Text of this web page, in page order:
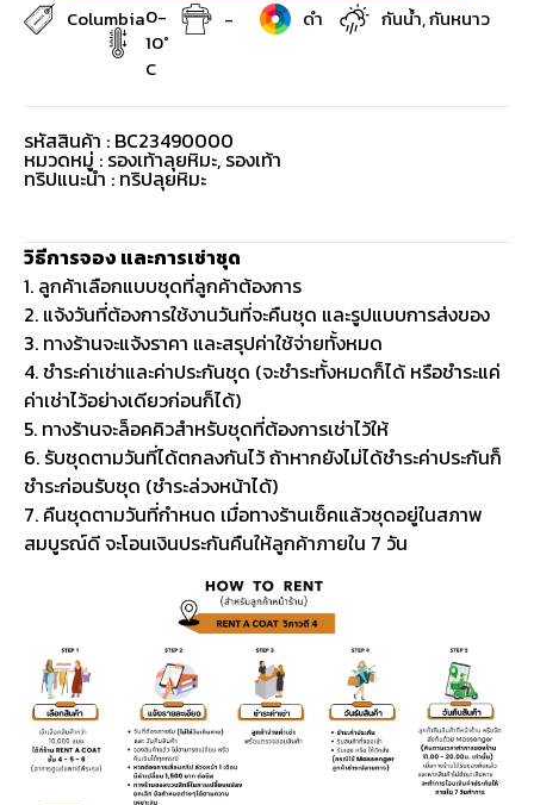
Columbia0-
10°
C
- ดำ กันน้ำ, กันหนาว
รหัสสินค้า : BC23490000
หมวดหมู่ : รองเท้าลุยหิมะ, รองเท้า
ทริปแนะนำ : ทริปลุยหิมะ
วิธีการจอง และการเช่าชุด
1. ลูกค้าเลือกแบบชุดที่ลูกค้าต้องการ
2. แจ้งวันที่ต้องการใช้งานวันที่จะคืนชุด และรูปแบบการส่งของ
3. ทางร้านจะแจ้งราคา และสรุปค่าใช้จ่ายทั้งหมด
4. ชำระค่าเช่าและค่าประกันชุด (จะชำระทั้งหมดก็ได้ หรือชำระแค่
ค่าเช่าไว้อย่างเดียวก่อนก็ได้)
5. ทางร้านจะล็อคคิวสำหรับชุดที่ต้องการเช่าไว้ให้
6. รับชุดตามวันที่ได้ตกลงกันไว้ ถ้าหากยังไม่ได้ชำระค่าประกันก็
ชำระก่อนรับชุด (ชำระล่วงหน้าได้)
7. คืนชุดตามวันที่กำหนด เมื่อทางร้านเช็คแล้วชุดอยู่ในสภาพ
สมบูรณ์ดี จะโอนเงินประกันคืนให้ลูกค้าภายใน 7 วัน